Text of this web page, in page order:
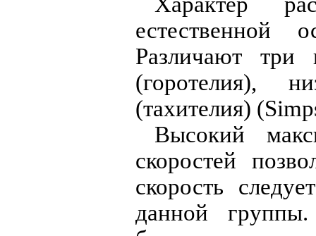
естественной
Различают три
(горотелия),
(тахителия)
Высокий
скоростей
скорость
данной группы.